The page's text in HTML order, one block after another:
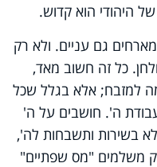
היהודי הוא קדוש.
גם עניים. ולא רק
כל זה חשוב מאד,
למזבח; אלא בגלל שכל
ה'. חושבים על ה'
בשירות ותשבחות לה',
רק משלמים "מס שפתיים"